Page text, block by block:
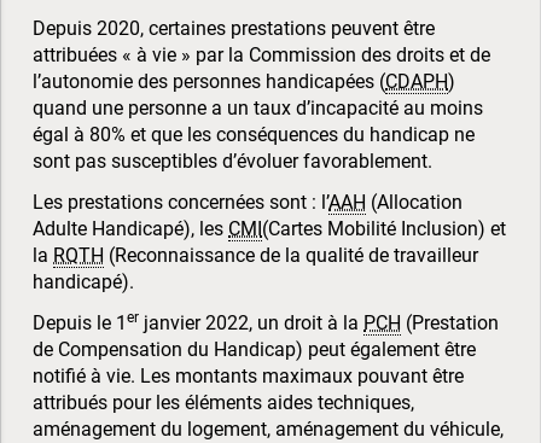
Depuis 2020, certaines prestations peuvent être
attribuées « à vie » par la Commission des droits et de
l’autonomie des personnes handicapées (CDAPH)
quand une personne a un taux d’incapacité au moins
égal à 80% et que les conséquences du handicap ne
sont pas susceptibles d’évoluer favorablement.
Les prestations concernées sont : l’AAH (Allocation
Adulte Handicapé), les CMI (Cartes Mobilité Inclusion) et
la RQTH (Reconnaissance de la qualité de travailleur
handicapé).
Depuis le 1 er janvier 2022, un droit à la PCH (Prestation
de Compensation du Handicap) peut également être
notifié à vie. Les montants maximaux pouvant être
attribués pour les éléments aides techniques,
aménagement du logement, aménagement du véhicule,